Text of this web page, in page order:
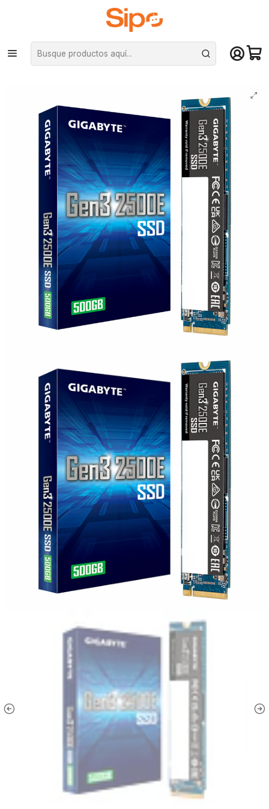
¡Compra hasta mediodía y recibe hoy! De lunes a sábado en el gran
Santiago. Envío gratis desde $29.990
Inicio Componentes PC Unidad de Estado Sólido (SSD)
M.2 PCIe NVMe Disco Sólido Gigabyte SSD M.2 DE 500 GB-G325E500G